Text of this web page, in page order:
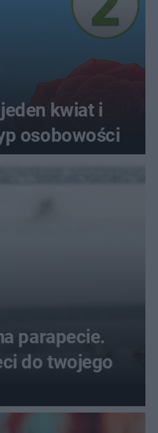
kwiat i
osobowości
parapecie.
do twojego